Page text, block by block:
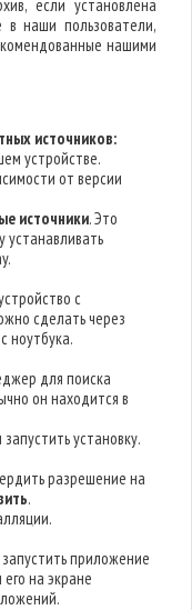
если установлена
в наши пользователи,
нашими
источников:
устройстве.
от версии
источники. Это
устанавливать
с
сделать через
ноутбука.
для поиска
он находится в
установку.
разрешение на
.
приложение
на экране